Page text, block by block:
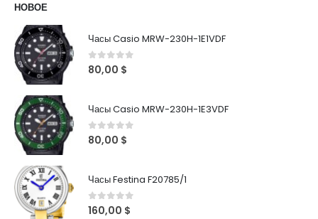
НОВОЕ
Часы Casio MRW-230H-1E1VDF
0out of 5
80,00 $
Часы Casio MRW-230H-1E3VDF
0out of 5
80,00 $
Часы Festina F20785/1
0out of 5
160,00 $